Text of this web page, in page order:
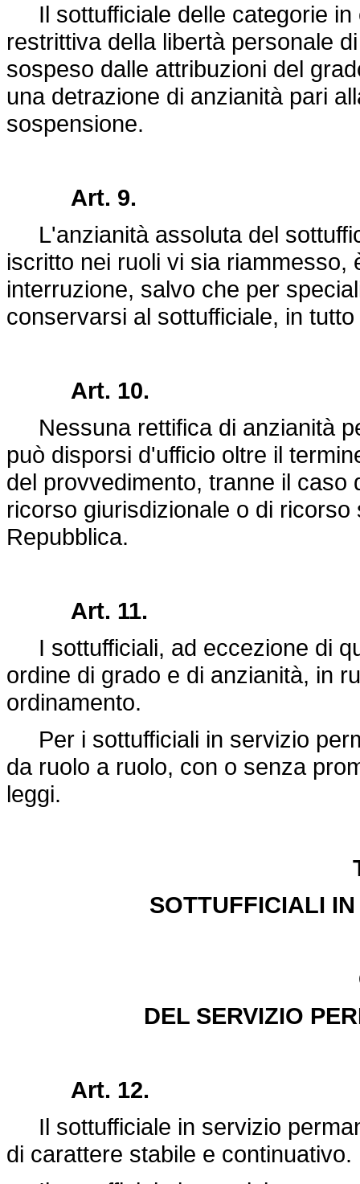
Il sottufficiale delle categorie in
restrittiva della libertà personale
sospeso dalle attribuzioni del
una detrazione di anzianità pari
sospensione.
Art. 9.
L'anzianità assoluta del
iscritto nei ruoli vi sia riammesso,
interruzione, salvo che per
conservarsi al sottufficiale, in
Art. 10.
Nessuna rettifica di anzianità
può disporsi d'ufficio oltre il
del provvedimento, tranne il caso
ricorso giurisdizionale o di
Repubblica.
Art. 11.
I sottufficiali, ad eccezione di
ordine di grado e di anzianità, in
ordinamento.
Per i sottufficiali in servizio
da ruolo a ruolo, con o senza
leggi.
SOTTUFFICIALI
DEL SERVIZIO
Art. 12.
Il sottufficiale in servizio
di carattere stabile e continuativo.